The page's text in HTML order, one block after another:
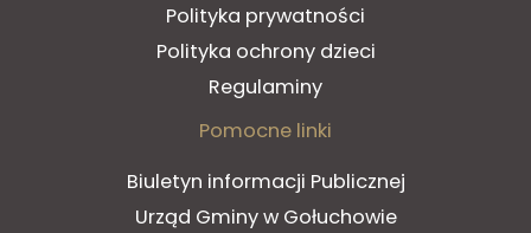
Polityka prywatności
Polityka ochrony dzieci
Regulaminy
Pomocne linki
Biuletyn informacji Publicznej
Urząd Gminy w Gołuchowie